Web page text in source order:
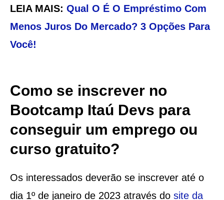
LEIA MAIS: Qual O É O Empréstimo Com
Menos Juros Do Mercado? 3 Opções Para
Você!
Como se inscrever no
Bootcamp Itaú Devs para
conseguir um emprego ou
curso gratuito?
Os interessados deverão se inscrever até o
dia 1º de janeiro de 2023 através do site da